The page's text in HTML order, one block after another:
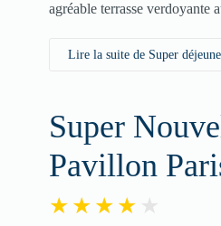
agréable terrasse verdoyante
Lire la suite de Super
Super
Pavillon